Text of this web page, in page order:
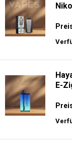
E-